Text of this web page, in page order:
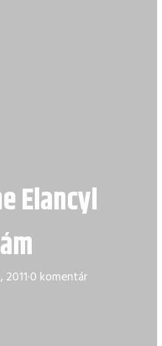
Elancyl
2011·0 komentár